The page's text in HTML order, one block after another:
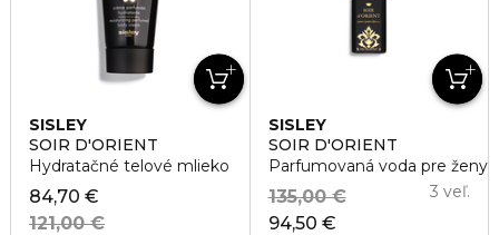
SISLEY
SOIR D'ORIENT
Hydratačné telové mlieko
84,70 €
121,00 €
SISLEY
SOIR D'ORIENT
Parfumovaná voda pre ženy
94,50 €
135,00 € 3 veľ.